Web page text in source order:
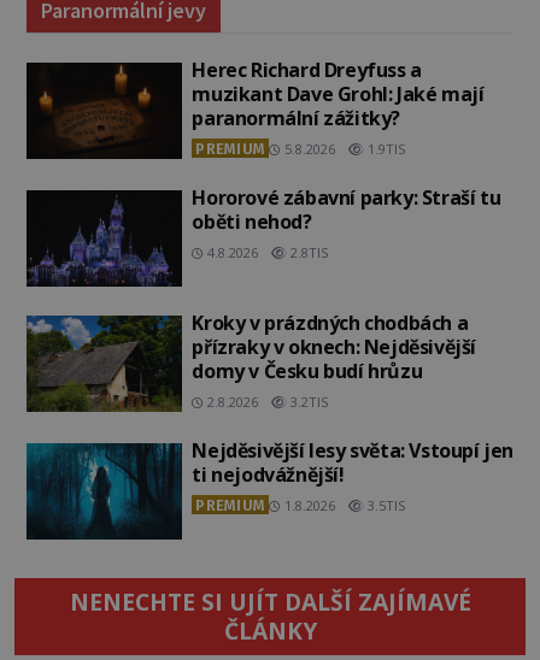
Paranormální jevy
Herec Richard Dreyfuss a
muzikant Dave Grohl: Jaké mají
paranormální zážitky?
PREMIUM 5.8.2026 1.9TIS
Hororové zábavní parky: Straší tu
oběti nehod?
4.8.2026 2.8TIS
Kroky v prázdných chodbách a
přízraky v oknech: Nejděsivější
domy v Česku budí hrůzu
2.8.2026 3.2TIS
Nejděsivější lesy světa: Vstoupí jen
ti nejodvážnější!
PREMIUM 1.8.2026 3.5TIS
NENECHTE SI UJÍT DALŠÍ ZAJÍMAVÉ
ČLÁNKY